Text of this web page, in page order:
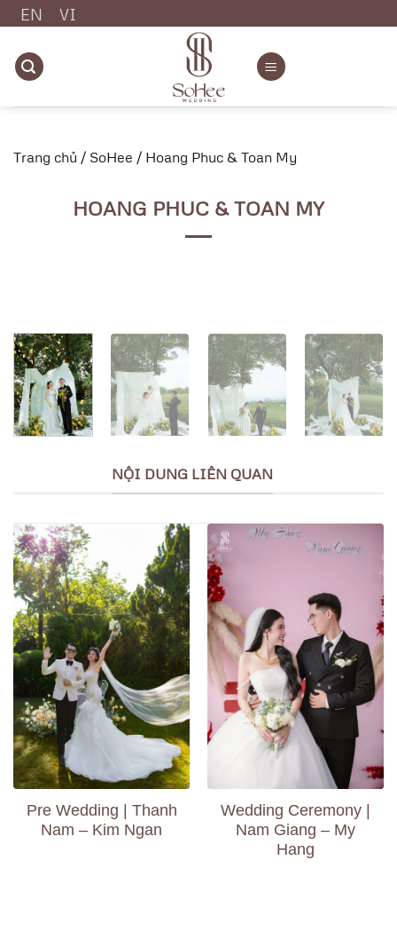
Chuyển
đến
nội
dung
EN VI
Trang chủ / SoHee / Hoang Phuc & Toan My
HOANG PHUC & TOAN MY
NỘI DUNG LIÊN QUAN
Pre Wedding | Thanh
Nam – Kim Ngan
Wedding Ceremony |
Nam Giang – My
Hang